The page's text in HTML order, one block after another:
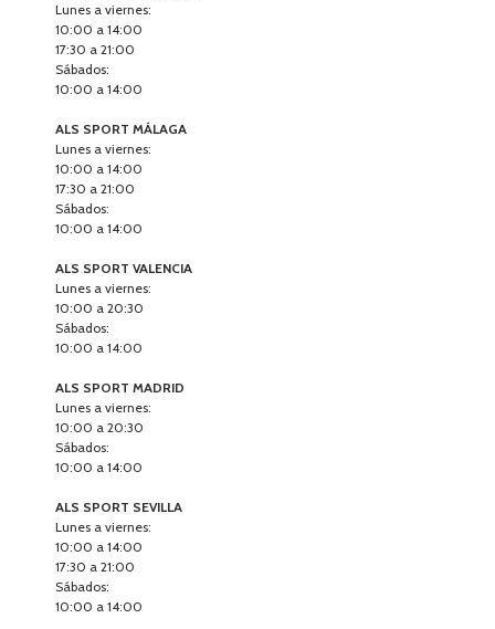
Lunes a viernes:
10:00 a 14:00
17:30 a 21:00
Sábados:
10:00 a 14:00
ALS SPORT MÁLAGA
Lunes a viernes:
10:00 a 14:00
17:30 a 21:00
Sábados:
10:00 a 14:00
ALS SPORT VALENCIA
Lunes a viernes:
10:00 a 20:30
Sábados:
10:00 a 14:00
ALS SPORT MADRID
Lunes a viernes:
10:00 a 20:30
Sábados:
10:00 a 14:00
ALS SPORT SEVILLA
Lunes a viernes:
10:00 a 14:00
17:30 a 21:00
Sábados:
10:00 a 14:00